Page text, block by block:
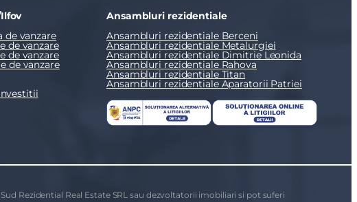
de vanzare
de vanzare
de vanzare
de vanzare
Ansambluri rezidentiale
Ansambluri rezidentiale Berceni
Ansambluri rezidentiale Metalurgiei
Ansambluri rezidentiale Dimitrie Leonida
Ansambluri rezidentiale Rahova
Ansambluri rezidentiale Titan
Ansambluri rezidentiale Aparatorii Patriei
Rezidential Real Estate SRL sau dezvoltatorii imobiliari si pot suferi